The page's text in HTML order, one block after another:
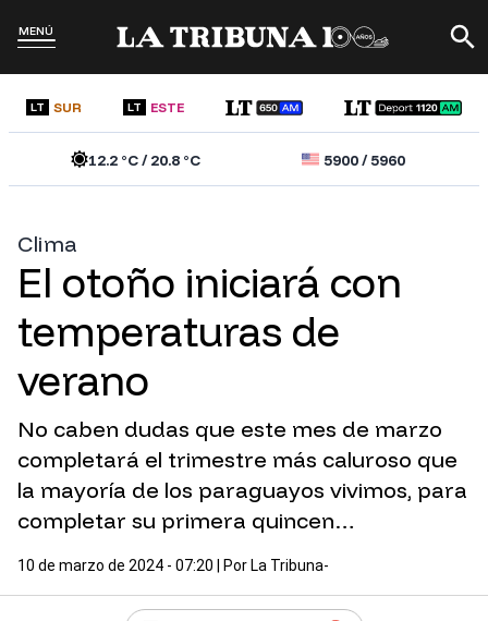
MENÚ
LT SUR LT ESTE
12.2°C /20.8°C 5900/5960
Clima
El otoño iniciará con
temperaturas de
verano
No caben dudas que este mes de marzo
completará el trimestre más caluroso que
la mayoría de los paraguayos vivimos, para
completar su primera quincen…
10 de marzo de 2024 - 07:20 | Por La Tribuna-